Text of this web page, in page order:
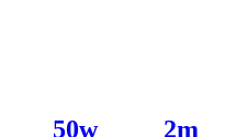
50w
2m